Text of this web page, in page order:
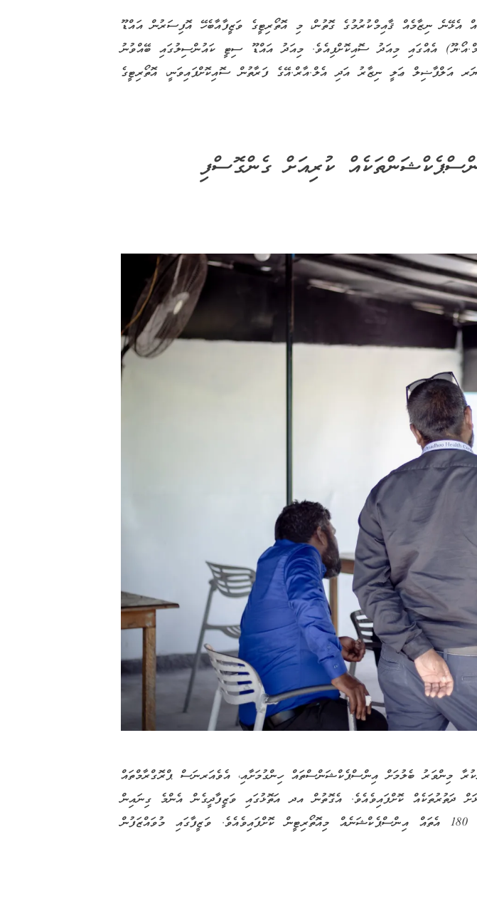
ނިޒާމެއް ޤާއިމްކުރުމުގެ ގޮތުން، މި އޮތޯރިޓީގެ ވަޒީފާއާބެހޭ އޮފިސަރުން އައްޑޫ
އެއްގައި މިއަދު ސޮއިކޮށްފިއެވެ. މިއަދު އައްޑޫ ސިޓީ ކައުންސިލުގައި ބޭއްވުނު
އަލްފާޟިލް ޢަލީ ނިޒާރު އަދި އެލް.އާރް.އޭގެ ފަރާތުން ސޮއިކޮށްފައިވަނީ، އޮތޯރިޓީގެ
ކުރިއަށް ގެންގޮސްފި
މިންވަރު ބެލުމަށް އިންސްޕެކްޝަންސްތައް ހިންގުމަށާއި، އެވެއަރނަސް ޕްރޮގްރާމްތައް
އެޕްރީލް މަހުގެ 30 އިން މޭ މަހުގެ 18 އަށް އދ. އަތޮޅަށް ދަތުރުތަކެއް ކޮށްފައިވެއެވެ. އެގޮތުން އދ އަތޮޅުގައި ވަޒީފާދީގެން އެންމެ ގިނައިން
މުވައްޒަފުން ގެންގުޅޭ ރަށްތަކުގެ ތެރެއިން ދަނގެތި، މަހިބަދޫ އަދި އޮމަދޫގައި ޖުމްލަ 180 އެތައް އިންސްޕެކްޝަނެއް މިއޮތޯރިޓީން ކޮށްފައިވެއެވެ. ވަޒީފާގައި މުވައްޒަފުން